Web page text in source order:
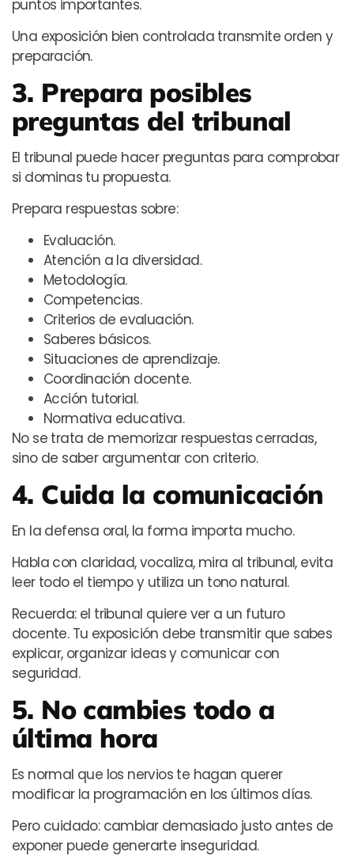
puntos importantes.
Una exposición bien controlada transmite orden y
preparación.
3. Prepara posibles
preguntas del tribunal
El tribunal puede hacer preguntas para comprobar
si dominas tu propuesta.
Prepara respuestas sobre:
Evaluación.
Atención a la diversidad.
Metodología.
Competencias.
Criterios de evaluación.
Saberes básicos.
Situaciones de aprendizaje.
Coordinación docente.
Acción tutorial.
Normativa educativa.
No se trata de memorizar respuestas cerradas,
sino de saber argumentar con criterio.
4. Cuida la comunicación
En la defensa oral, la forma importa mucho.
Habla con claridad, vocaliza, mira al tribunal, evita
leer todo el tiempo y utiliza un tono natural.
Recuerda: el tribunal quiere ver a un futuro
docente. Tu exposición debe transmitir que sabes
explicar, organizar ideas y comunicar con
seguridad.
5. No cambies todo a
última hora
Es normal que los nervios te hagan querer
modificar la programación en los últimos días.
Pero cuidado: cambiar demasiado justo antes de
exponer puede generarte inseguridad.